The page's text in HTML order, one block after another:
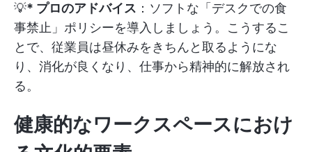
💡* プロのアドバイス ：ソフトな「デスクでの食
事禁止」ポリシーを導入しましょう。こうするこ
とで、従業員は昼休みをきちんと取るようにな
り、消化が良くなり、仕事から精神的に解放され
る。
健康的なワークスペースにおけ